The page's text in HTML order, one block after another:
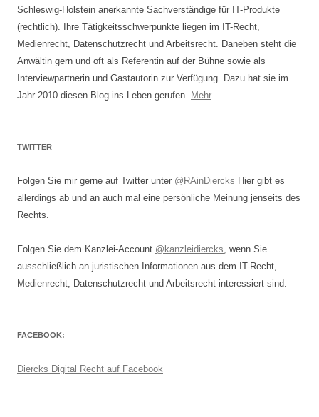
Schleswig-Holstein anerkannte Sachverständige für IT-Produkte
(rechtlich). Ihre Tätigkeitsschwerpunkte liegen im IT-Recht,
Medienrecht, Datenschutzrecht und Arbeitsrecht. Daneben steht die
Anwältin gern und oft als Referentin auf der Bühne sowie als
Interviewpartnerin und Gastautorin zur Verfügung. Dazu hat sie im
Jahr 2010 diesen Blog ins Leben gerufen. Mehr
TWITTER
Folgen Sie mir gerne auf Twitter unter @RAinDiercks Hier gibt es
allerdings ab und an auch mal eine persönliche Meinung jenseits des
Rechts.
Folgen Sie dem Kanzlei-Account @kanzleidiercks, wenn Sie
ausschließlich an juristischen Informationen aus dem IT-Recht,
Medienrecht, Datenschutzrecht und Arbeitsrecht interessiert sind.
FACEBOOK:
Diercks Digital Recht auf Facebook